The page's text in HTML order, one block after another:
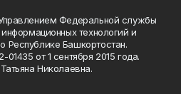
Федеральной службы
технологий и
Республике Башкортостан.
от 1 сентября 2015 года.
Николаевна.